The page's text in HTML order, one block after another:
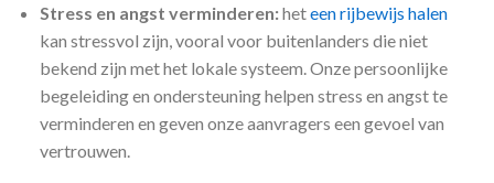
Stress en angst verminderen:heteen rijbewijs halen
kan stressvol zijn, vooral voor buitenlanders die niet
bekend zijn met het lokale systeem. Onze persoonlijke
begeleiding en ondersteuning helpen stress en angst te
verminderen en geven onze aanvragers een gevoel van
vertrouwen.